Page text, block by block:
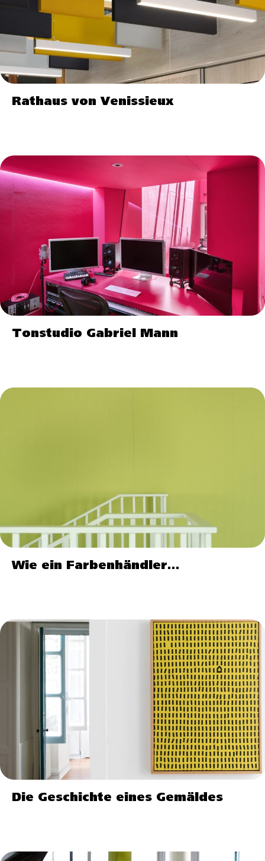
Rathaus von Venissieux
Tonstudio Gabriel Mann
Wie ein Farbenhändler…
Die Geschichte eines Gemäldes